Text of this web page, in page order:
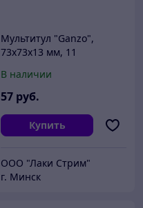
Мультитул "Ganzo",
73x73х13 мм, 11
В наличии
57 руб.
Купить
ООО "Лаки Стрим"
г. Минск